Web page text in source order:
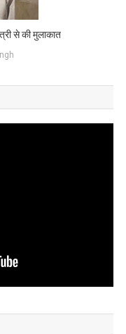
से की मुलाकात